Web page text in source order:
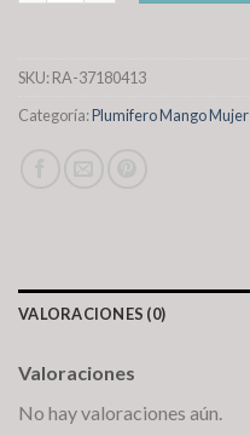
SKU:RA-37180413
Categoría:Plumifero Mango Mujer
VALORACIONES (0)
Valoraciones
No hay valoraciones aún.